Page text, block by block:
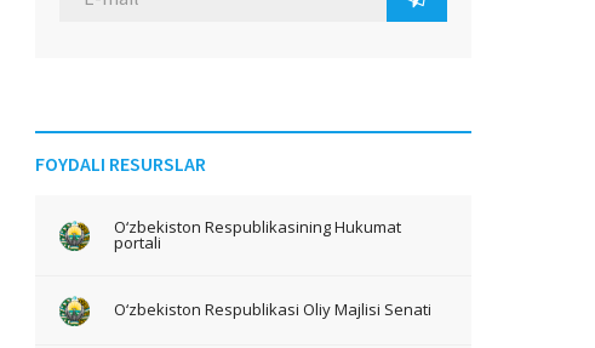
FOYDALI RESURSLAR
O‘zbekiston Respublikasining Hukumat
portali
O‘zbekiston Respublikasi Oliy Majlisi Senati